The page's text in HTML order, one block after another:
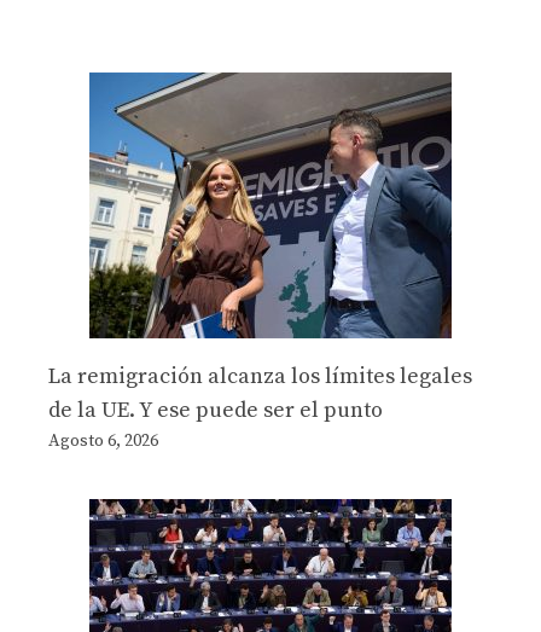
La remigración alcanza los límites legales
de la UE. Y ese puede ser el punto
Agosto 6, 2026